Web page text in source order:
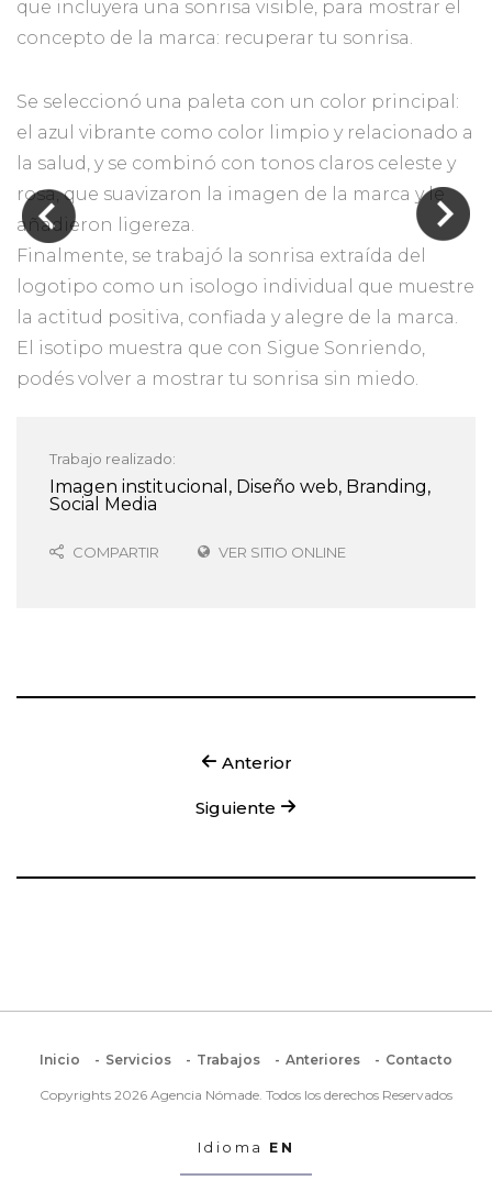
que incluyera una sonrisa visible, para mostrar el
concepto de la marca: recuperar tu sonrisa.
Se seleccionó una paleta con un color principal:
el azul vibrante como color limpio y relacionado a
la salud, y se combinó con tonos claros celeste y
rosa, que suavizaron la imagen de la marca y le
añadieron ligereza.
Finalmente, se trabajó la sonrisa extraída del
logotipo como un isologo individual que muestre
la actitud positiva, confiada y alegre de la marca.
El isotipo muestra que con Sigue Sonriendo,
podés volver a mostrar tu sonrisa sin miedo.
Trabajo realizado:
Imagen institucional, Diseño web, Branding,
Social Media
COMPARTIR VER SITIO ONLINE
Anterior
Siguiente
Inicio Servicios Trabajos Anteriores Contacto
Copyrights 2026 Agencia Nómade. Todos los derechos Reservados
Idioma EN